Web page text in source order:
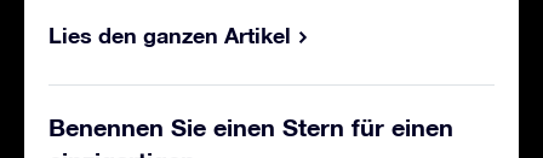
Lies den ganzen Artikel
Benennen Sie einen Stern für einen